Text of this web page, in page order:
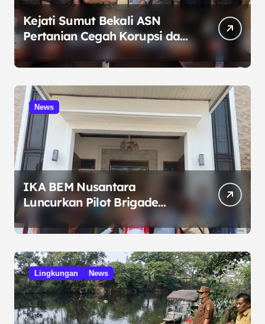
Kejati Sumut Bekali ASN
Pertanian Cegah Korupsi dan
Bijak Bermedia Sosial
News
IKA BEM Nusantara
Luncurkan Pilot Brigade
Pangan di Bekasi, Target IP
Naik Jadi 300
Lingkungan News